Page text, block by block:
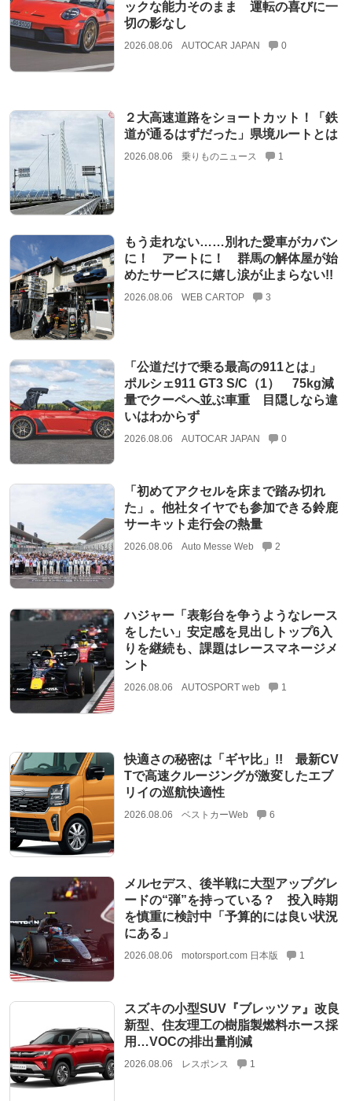
ックな能力そのまま 運転の喜びに一
切の影なし
2026.08.06 AUTOCAR JAPAN 0
２大高速道路をショートカット！「鉄
道が通るはずだった」県境ルートとは
2026.08.06 乗りものニュース 1
もう走れない……別れた愛車がカバン
に！ アートに！ 群馬の解体屋が始
めたサービスに嬉し涙が止まらない!!
2026.08.06 WEB CARTOP 3
「公道だけで乗る最高の911とは」
ポルシェ911 GT3 S/C（1） 75kg減
量でクーペへ並ぶ車重 目隠しなら違
いはわからず
2026.08.06 AUTOCAR JAPAN 0
「初めてアクセルを床まで踏み切れ
た」。他社タイヤでも参加できる鈴鹿
サーキット走行会の熱量
2026.08.06 Auto Messe Web 2
ハジャー「表彰台を争うようなレース
をしたい」安定感を見出しトップ6入
りを継続も、課題はレースマネージメ
ント
2026.08.06 AUTOSPORT web 1
快適さの秘密は「ギヤ比」!! 最新CV
Tで高速クルージングが激変したエブ
リイの巡航快適性
2026.08.06 ベストカーWeb 6
メルセデス、後半戦に大型アップグレ
ードの“弾”を持っている？ 投入時期
を慎重に検討中「予算的には良い状況
にある」
2026.08.06 motorsport.com 日本版 1
スズキの小型SUV『ブレッツァ』改良
新型、住友理工の樹脂製燃料ホース採
用…VOCの排出量削減
2026.08.06 レスポンス 1